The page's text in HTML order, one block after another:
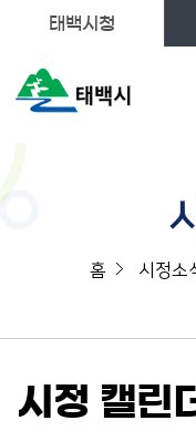
태백시청
홈 시정소
시정 캘린